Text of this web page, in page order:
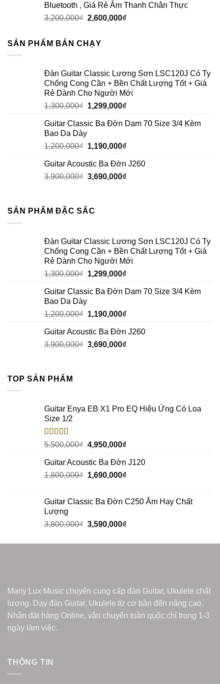
Bluetooth , Giá Rẻ Âm Thanh Chân Thực
3,200,000₫ 2,600,000₫
SẢN PHẨM BÁN CHẠY
Đàn Guitar Classic Lương Sơn LSC120J Có Ty
Chống Cong Cần + Bền Chất Lượng Tốt + Giá
Rẻ Dành Cho Người Mới
1,300,000₫ 1,299,000₫
Guitar Classic Ba Đờn Dam 70 Size 3/4 Kèm
Bao Da Dày
1,200,000₫ 1,190,000₫
Guitar Acoustic Ba Đờn J260
3,900,000₫ 3,690,000₫
SẢN PHẨM ĐẶC SẮC
Đàn Guitar Classic Lương Sơn LSC120J Có Ty
Chống Cong Cần + Bền Chất Lượng Tốt + Giá
Rẻ Dành Cho Người Mới
1,300,000₫ 1,299,000₫
Guitar Classic Ba Đờn Dam 70 Size 3/4 Kèm
Bao Da Dày
1,200,000₫ 1,190,000₫
Guitar Acoustic Ba Đờn J260
3,900,000₫ 3,690,000₫
TOP SẢN PHẨM
Guitar Enya EB X1 Pro EQ Hiệu Ứng Có Loa
Size 1/2
Rated5.00
out of 5
5,500,000₫ 4,950,000₫
Guitar Acoustic Ba Đờn J120
1,800,000₫ 1,690,000₫
Guitar Classic Ba Đờn C250 Âm Hay Chất
Lượng
3,800,000₫ 3,590,000₫
Many Lux Music chuyên cung cấp đàn Guitar, Ukulele chất
lượng. Dạy đàn Guitar, Ukulele từ cơ bản đến nâng cao.
Nhận đặt hàng Online, vận chuyển toàn quốc chỉ trong 1-3
ngày làm việc.
THÔNG TIN